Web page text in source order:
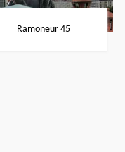
Ramoneur 45